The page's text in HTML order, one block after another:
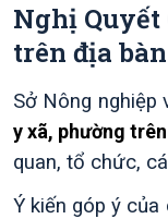
Nghị
trên địa
Sở Nông
y xã, phường
quan, tổ chức,
Ý kiến góp ý